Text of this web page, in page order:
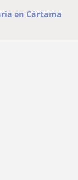
en Cártama